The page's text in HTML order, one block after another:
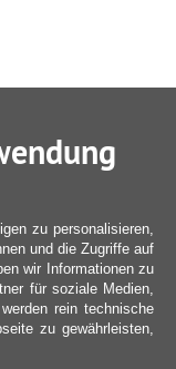
zu personalisieren,
und die Zugriffe auf
wir Informationen zu
für soziale Medien,
rein technische
zu gewährleisten,